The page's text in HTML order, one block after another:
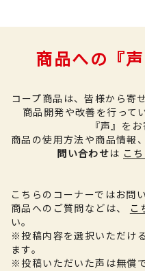
商品への『
コープ商品は、皆様から寄
商品開発や改善を行って
『声』を
商品の使用方法や商品情報
問い合わせは こ
こちらのコーナーではお問
商品へのご質問などは、
こ
い。
※投稿内容を選択いただけ
ます。
※投稿いただいた声は無償